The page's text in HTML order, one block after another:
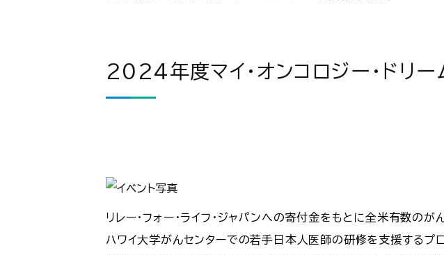
2024年度マイ・オンコロジー・ドリ
リレー・フォー・ライフ・ジャパンへの寄付金をもとに全米有数の
ハワイ大学がんセンターでの若手日本人医師の研修を支援するプ